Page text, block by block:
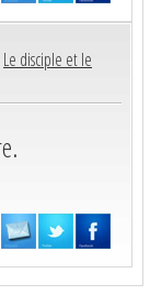
Le disciple et le